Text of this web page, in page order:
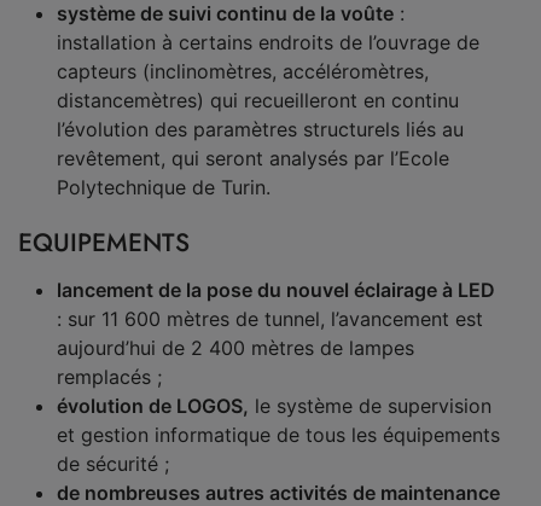
système de suivi continu de la voûte :
installation à certains endroits de l’ouvrage de
capteurs (inclinomètres, accéléromètres,
distancemètres) qui recueilleront en continu
l’évolution des paramètres structurels liés au
revêtement, qui seront analysés par l’Ecole
Polytechnique de Turin.
EQUIPEMENTS
lancement de la pose du nouvel éclairage à LED
: sur 11 600 mètres de tunnel, l’avancement est
aujourd’hui de 2 400 mètres de lampes
remplacés ;
évolution de LOGOS, le système de supervision
et gestion informatique de tous les équipements
de sécurité ;
de nombreuses autres activités de maintenance